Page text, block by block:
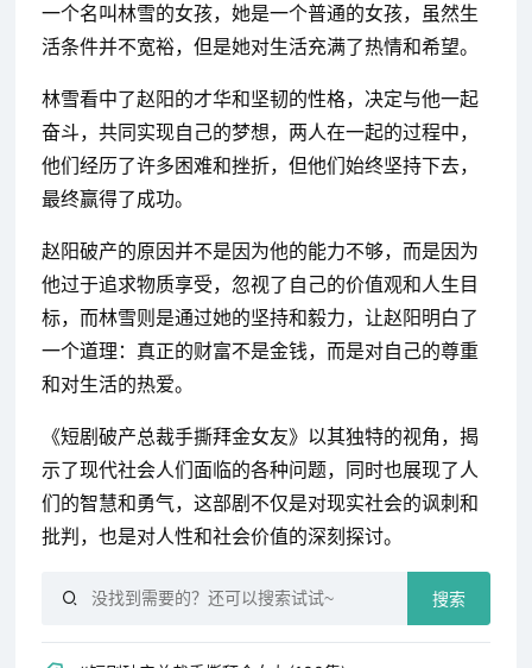
一个名叫林雪的女孩，她是一个普通的女孩，虽然生
活条件并不宽裕，但是她对生活充满了热情和希望。
林雪看中了赵阳的才华和坚韧的性格，决定与他一起
奋斗，共同实现自己的梦想，两人在一起的过程中，
他们经历了许多困难和挫折，但他们始终坚持下去，
最终赢得了成功。
赵阳破产的原因并不是因为他的能力不够，而是因为
他过于追求物质享受，忽视了自己的价值观和人生目
标，而林雪则是通过她的坚持和毅力，让赵阳明白了
一个道理：真正的财富不是金钱，而是对自己的尊重
和对生活的热爱。
《短剧破产总裁手撕拜金女友》以其独特的视角，揭
示了现代社会人们面临的各种问题，同时也展现了人
们的智慧和勇气，这部剧不仅是对现实社会的讽刺和
批判，也是对人性和社会价值的深刻探讨。
搜索